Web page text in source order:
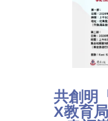
共創明
X教育